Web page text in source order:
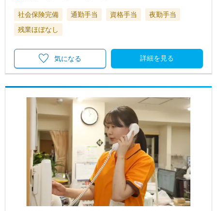
社会保険完備 通勤手当 資格手当
夜勤手当
残業ほぼなし
詳細を見る
気になる